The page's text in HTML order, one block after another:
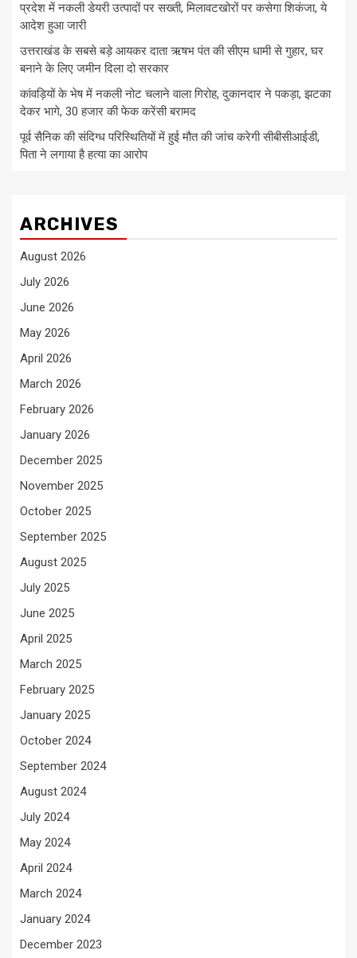
प्रदेश में नकली डेयरी उत्पादों पर सख्ती, मिलावटखोरों पर कसेगा शिकंजा, ये
आदेश हुआ जारी
उत्तराखंड के सबसे बड़े आयकर दाता ऋषभ पंत की सीएम धामी से गुहार, घर
बनाने के लिए जमीन दिला दो सरकार
कांवड़ियों के भेष में नकली नोट चलाने वाला गिरोह, दुकानदार ने पकड़ा, झटका
देकर भागे, 30 हजार की फेक करेंसी बरामद
पूर्व सैनिक की संदिग्ध परिस्थितियों में हुई मौत की जांच करेगी सीबीसीआईडी,
पिता ने लगाया है हत्या का आरोप
ARCHIVES
August 2026
July 2026
June 2026
May 2026
April 2026
March 2026
February 2026
January 2026
December 2025
November 2025
October 2025
September 2025
August 2025
July 2025
June 2025
April 2025
March 2025
February 2025
January 2025
October 2024
September 2024
August 2024
July 2024
May 2024
April 2024
March 2024
January 2024
December 2023